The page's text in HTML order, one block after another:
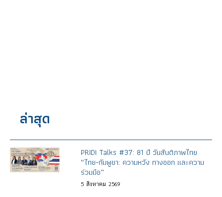
ล่าสุด
PRIDI Talks #37: 81 ปี วันสันติภาพไทย
“ไทย-กัมพูชา: ความหวัง ทางออก และความ
ร่วมมือ”
5 สิงหาคม 2569